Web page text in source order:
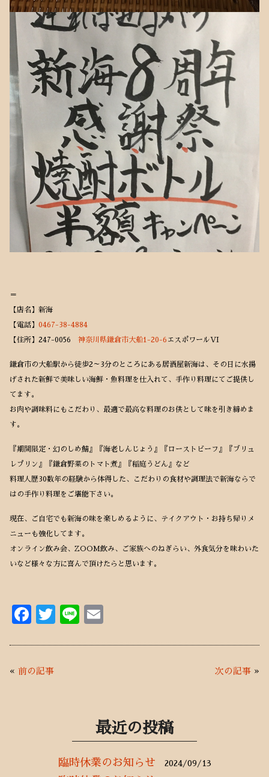
＝
【店名】新海
【電話】 0467-38-4884
【住所】247-0056 神奈川県鎌倉市大船1-20-6 エスポワールVI
鎌倉市の大船駅から徒歩2～3分のところにある居酒屋新海は、その日に水揚
げされた新鮮で美味しい海鮮・魚料理を仕入れて、手作り料理にてご提供し
てます。
お肉や調味料にもこだわり、最適で最高な料理のお供として味を引き締めま
す。
『期間限定・幻のしめ鯖』『海老しんじょう』『ローストビーフ』『ブリュ
レプリン』『鎌倉野菜のトマト煮』『稲庭うどん』など
料理人歴30数年の経験から体得した、こだわりの食材や調理法で新海ならで
はの手作り料理をご堪能下さい。
現在、ご自宅でも新海の味を楽しめるように、テイクアウト・お持ち帰りメ
ニューも強化してます。
オンライン飲み会、ZOOM飲み、ご家族へのねぎらい、外食気分を味わいた
いなど様々な方に喜んで頂けたらと思います。
F
b
T
Li
« 前の記事 次の記事 »
最近の投稿
臨時休業のお知らせ 2024/09/13